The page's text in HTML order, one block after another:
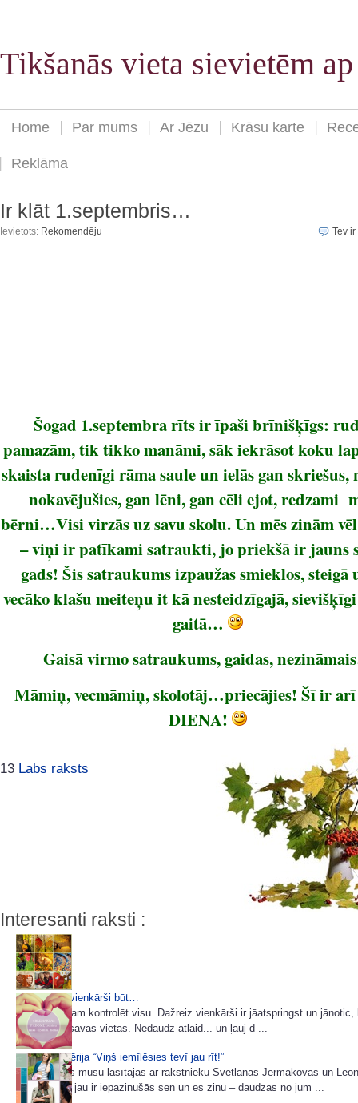
Tikšanās vieta sievietēm
Home Par mums Ar Jēzu Krāsu karte
Reklāma
Ir klāt 1.septembris…
Ievietots: Rekomendēju Tev ir
Šogad 1.septembra rīts ir īpaši brīnišķīgs:
pamazām, tik tikko manāmi, sāk iekrāsot koku
skaista rudenīgi rāma saule un ielās gan skriešus,
nokavējušies, gan lēni, gan cēli ejot, redzami
bērni…Visi virzās uz savu skolu. Un mēs zinām
– viņi ir patīkami satraukti, jo priekšā ir jauns
gads! Šis satraukums izpaužas smieklos, steigā
vecāko klašu meiteņu it kā nesteidzīgajā,
gaitā…
Gaisā virmo satraukums, gaidas,
Māmiņ, vecmāmiņ, skolotāj…priecājies! Šī ir
DIENA!
13 Labs raksts
Interesanti raksti :
Ļauj dzīvei vienkārši būt…
Mēs nevaram kontrolēt visu. Dažreiz vienkārši ir jāatspringst un jānotic,
visu saliks savās vietās. Nedaudz atlaid... un ļauj d ...
7 padomu sērija “Viņš iemīlēsies tevī jau rīt!”
Ļoti daudzas mūsu lasītājas ar rakstnieku Svetlanas Jermakovas un
e-grāmatām jau ir iepazinušās sen un es zinu – daudzas no jum ...